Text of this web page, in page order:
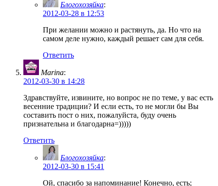
Блогохозяйка:
2012-03-28 в 12:53
При желании можно и растянуть, да. Но что на
самом деле нужно, каждый решает сам для себя.
Ответить
Marina:
2012-03-30 в 14:28
Здравствуйте, извините, но вопрос не по теме, у вас есть
весенние традиции? И если есть, то не могли бы Вы
составить пост о них, пожалуйста, буду очень
признательна и благодарна=)))))
Ответить
Блогохозяйка:
2012-03-30 в 15:41
Ой, спасибо за напоминание! Конечно, есть;